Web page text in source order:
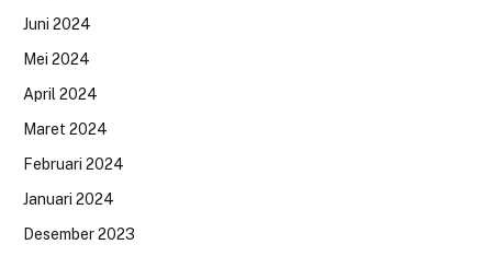
Juni 2024
Mei 2024
April 2024
Maret 2024
Februari 2024
Januari 2024
Desember 2023